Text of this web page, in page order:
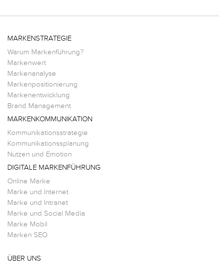
MARKENSTRATEGIE
Warum Markenführung?
Markenwert
Markenanalyse
Markenpositionierung
Markenentwicklung
Brand Management
MARKENKOMMUNIKATION
Kommunikationsstrategie
Kommunikationssplanung
Nutzen und Emotion
DIGITALE MARKENFÜHRUNG
Online Marke
Marke und Internet
Marke und Intranet
Marke und Social Media
Marke Mobil
Marken SEO
ÜBER UNS